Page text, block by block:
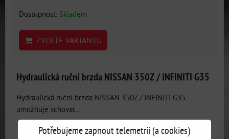
Dostupnost: Skladem
ZVOLTE VARIANTU
Hydraulická ruční brzda NISSAN 350Z / INFINITI G35
Hydraulická ruční brzda NISSAN 350Z / INFINITI G35
umožňuje schovat...
Potřebujeme zapnout telemetrii (a cookies)